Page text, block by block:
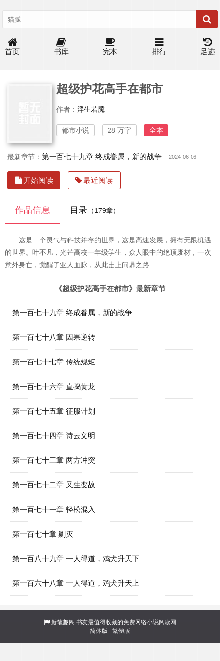
首页 书库 完本 排行 足迹
超级护花高手在都市
作者： 浮生若魇
都市小说 28 万字 全本
最新章节： 第一百七十九章 终成眷属，新的战争 2024-06-06
开始阅读 最近阅读
作品信息 目录 （179章）
这是一个灵气与科技并存的世界，这是高速发展，拥有无限机遇
的世界。叶不凡，光芒高校一年级学生，众人眼中的绝顶废材，一次
意外身亡，觉醒了亚人血脉，从此走上问鼎之路……
《超级护花高手在都市》最新章节
第一百七十九章 终成眷属，新的战争
第一百七十八章 因果逆转
第一百七十七章 传统规矩
第一百七十六章 直捣黄龙
第一百七十五章 征服计划
第一百七十四章 诗云文明
第一百七十三章 两方冲突
第一百七十二章 又生变故
第一百七十一章 轻松混入
第一百七十章 剿灭
第一百八十九章 一人得道，鸡犬升天下
第一百六十八章 一人得道，鸡犬升天上
新笔趣阁 书友最值得收藏的免费网络小说阅读网
简体版 · 繁體版